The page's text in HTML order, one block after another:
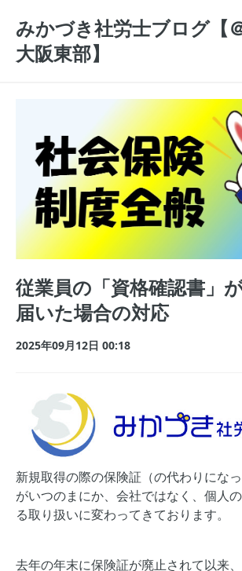
みかづき社労士ブログ【
大阪東部】
従業員の「資格確認書」
届いた場合の対応
2025年09月12日 00:18
新規取得の際の保険証（の代わりになっ
がいつのまにか、会社ではなく、個人
る取り扱いに変わってきております。
去年の年末に保険証が廃止されて以来